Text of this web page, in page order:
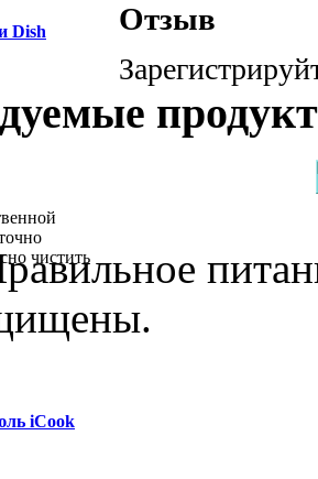
Отзыв
Dish
чистить
iCook